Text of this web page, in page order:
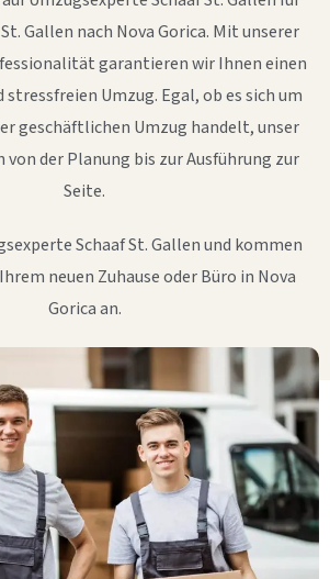
Gallen nach Nova Gorica. Mit unserer
garantieren wir Ihnen einen
Umzug. Egal, ob es sich um
geschäftlichen Umzug handelt, unser
der Planung bis zur Ausführung zur
Seite.
Schaaf St. Gallen und kommen
neuen Zuhause oder Büro in Nova
Gorica an.